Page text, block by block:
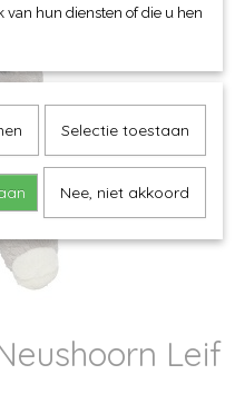
Leif
hun diensten of die u hen
Selectie toestaan
Nee, niet akkoord